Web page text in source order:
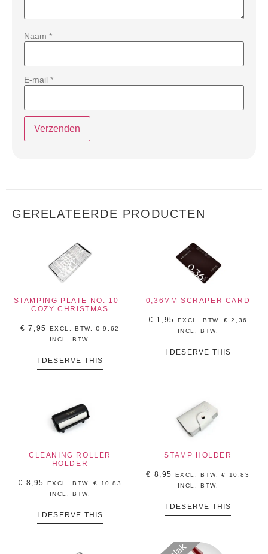
Naam *
E-mail *
GERELATEERDE PRODUCTEN
STAMPING PLATE NO. 10 –
COZY CHRISTMAS
€ 7,95 EXCL. BTW.€ 9,62
INCL, BTW.
I DESERVE THIS
0,36MM SCRAPER CARD
€ 1,95 EXCL. BTW.€ 2,36
INCL, BTW.
I DESERVE THIS
CLEANING ROLLER
HOLDER
€ 8,95 EXCL. BTW.€
10,83
INCL, BTW.
I DESERVE THIS
STAMP HOLDER
€ 8,95 EXCL. BTW.€
10,83
INCL, BTW.
I DESERVE THIS